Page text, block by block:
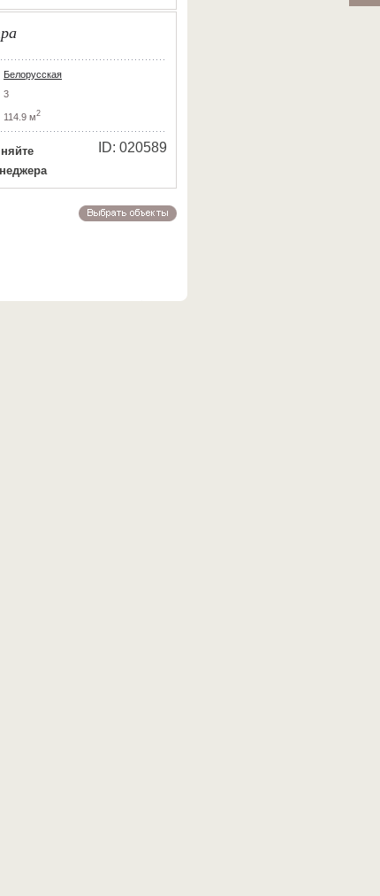
Белорусская
3
114.9 м2
ID: 020589